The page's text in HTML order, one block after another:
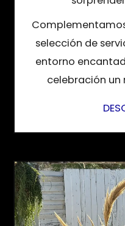
selección de
entorno
celebración un